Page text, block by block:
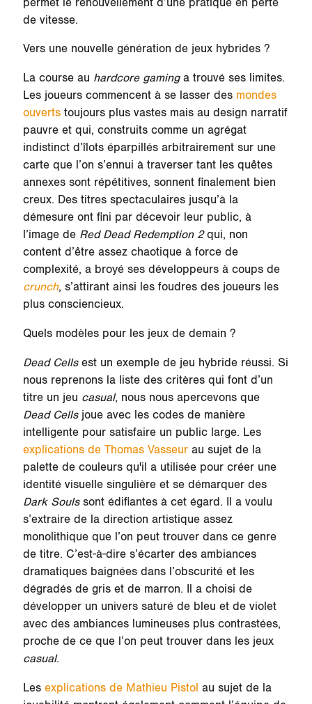
de vitesse.
Vers une nouvelle génération de jeux hybrides ?
La course au hardcore gaming a trouvé ses limites.
Les joueurs commencent à se lasser des mondes
ouvertstoujours plus vastes mais au design narratif
pauvre et qui, construits comme un agrégat
indistinct d’îlots éparpillés arbitrairement sur une
carte que l’on s’ennui à traverser tant les quêtes
annexes sont répétitives, sonnent finalement bien
creux. Des titres spectaculaires jusqu’à la
démesure ont fini par décevoir leur public, à
l’image de Red Dead Redemption 2qui, non
content d’être assez chaotique à force de
complexité, a broyé ses développeurs à coups de
crunch, s’attirant ainsi les foudres des joueurs les
plus consciencieux.
Quels modèles pour les jeux de demain ?
Dead Cellsest un exemple de jeu hybride réussi. Si
nous reprenons la liste des critères qui font d’un
titre un jeu casual, nous nous apercevons que
Dead Cellsjoue avec les codes de manière
intelligente pour satisfaire un public large. Les
explications de Thomas Vasseurau sujet de la
palette de couleurs qu'il a utilisée pour créer une
identité visuelle singulièreet se démarquer des
Dark Soulssont édifiantes à cet égard. Il a voulu
s’extraire de la direction artistique assez
monolithique que l’on peut trouver dans ce genre
de titre. C’est-à-dire s’écarter des ambiances
dramatiques baignées dans l’obscurité et les
dégradés de gris et de marron. Il a choisi de
développer un univers saturé de bleu et de violet
avec des ambiances lumineuses plus contrastées,
proche de ce que l’on peut trouver dans les jeux
casual.
Les explications de Mathieu Pistol au sujet de la